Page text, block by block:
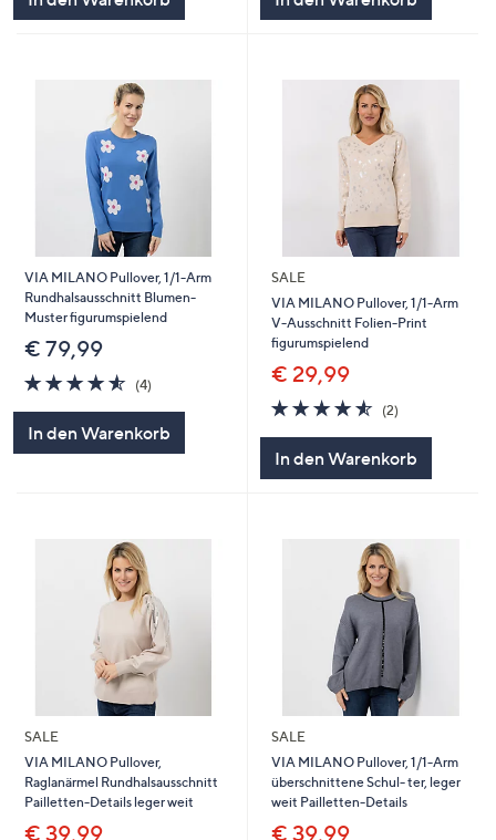
VIA MILANO Pullover, 1/1-Arm
Rundhalsausschnitt Blumen-
Muster figurumspielend
€ 79,99
4.5
von
5
(4)
In den Warenkorb
SALE
VIA MILANO Pullover, 1/1-Arm
V-Ausschnitt Folien-Print
figurumspielend
€ 29,99
4.5
von
(2)2
In den Warenkorb
SALE
VIA MILANO Pullover,
Raglanärmel Rundhalsausschnitt
Pailletten-Details leger weit
€ 39,99
SALE
VIA MILANO Pullover, 1/1-Arm
überschnittene Schul- ter, leger
weit Pailletten-Details
€ 39,99